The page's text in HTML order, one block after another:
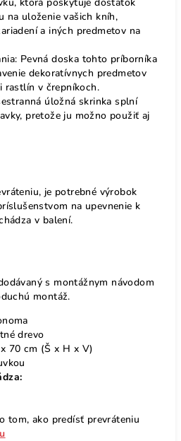
na uloženie vašich kníh,
a iných predmetov na
Pevná doska tohto príborníka
dekoratívnych predmetov
rastlín v črepníkoch.
úložná skrinka splní
pretože ju možno použiť aj
je potrebné výrobok
na upevnenie k
v balení.
s montážnym návodom
montáž.
drevo
70 cm (Š x H x V)
tom, ako predísť prevráteniu